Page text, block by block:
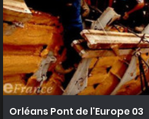
Orléans Pont de l'Europe 03